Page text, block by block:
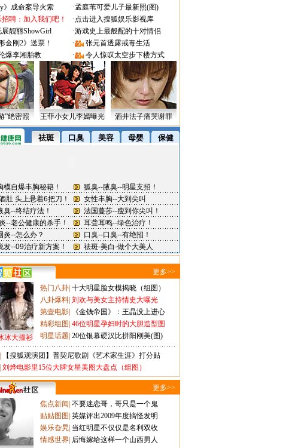
》成命案导火索 ·孟庭苇可爱儿子最新照(图)
聘：加入我们吧！ ·点击进入搜狐娱乐影视库
展靓丽ShowGirl ·游戏史上最般配的十对情侣
金刚2》送票！ ·
张元首透露戒毒生活
爆李湘胎教 · 令人惊叹太空步下楼方式
”绝密照 王菲小女儿李嫣曝光 酒井法子痛哭谢罪
更多>>
冰大撞衫
热门八卦 十大明星脸女模揭晓（组图）
八卦爆料 刘欢与美女主持情史大曝光
第壹电影
《金钱帝国》：王晶没上进心
精彩组图 46位明星孕妇时的大胆造型图
明星话题 20位银幕硬汉比拼阳刚美(图)
【搜狐观演团】普契尼歌剧《艺术家生涯》打分贴
刘烨电影里15位大牌女星美图大盘点（组图）
更多>>
焦点新闻 不要迷恋哥，哥只是一个鬼
贴贴图图 英媒评出2009年度搞怪发明
娱乐旮旯 当红明星不仅仅是名利双收
情感世界 后悔嫁给这样一个山西男人